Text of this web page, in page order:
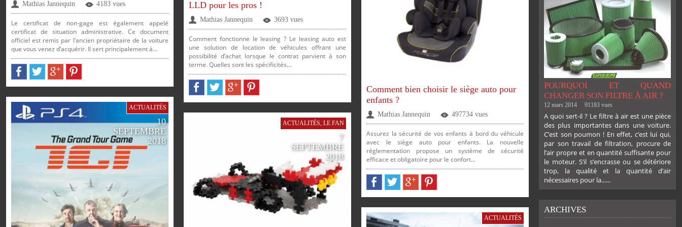
FACEBOOK
FACEBOOKTWITTERGOOGLEPINTEREST
FACEBOOKTWITTER
SUR SUR
SUR SUR SUR SUR
SUR SUR
PARTAGERPARTAGERPARTAGERPARTAGER
LLD pour les pros !
Mathias Jannequin 3693 vues
Comment fonctionne le leasing ? Le leasing auto est
une solution de location de véhicules offrant une
possibilité d’achat lorsque le contrat parvient à son
terme. Quelles sont les spécificités...
Mathias Jannequin 4183 vues
Le certificat de non-gage est également appelé
certificat de situation administrative. Ce document
officiel est remis par l’ancien propriétaire de la voiture
que vous venez d’acquérir. Il sert principalement à...
Comment bien choisir le siège auto pour
enfants ?
Mathias Jannequin 497734 vues
Assurez la sécurité de vos enfants à bord du véhicule
avec le siège auto pour enfants. La nouvelle
réglementation propose un système de sécurité
efficace et obligatoire pour le confort...
ACTUALITÉS
10
SEPTEMBRE
2018
ACTUALITÉS, LE FAN
7
SEPTEMBRE
2018
ACTUALITÉS
POURQUOI ET QUAND
CHANGER SON FILTRE À AIR ?
12 mars 2014 91183 vues
A quoi sert-il ? Le filtre à air est une pièce
des plus importantes dans une voiture.
C’est son poumon ! En effet, c’est lui qui,
par son travail de filtration, procure de
l’air propre et en quantité suffisante pour
le moteur. S’il s’encrasse ou se détériore
trop, la qualité et la quantité d’air
nécessaires pour la......
ARCHIVES